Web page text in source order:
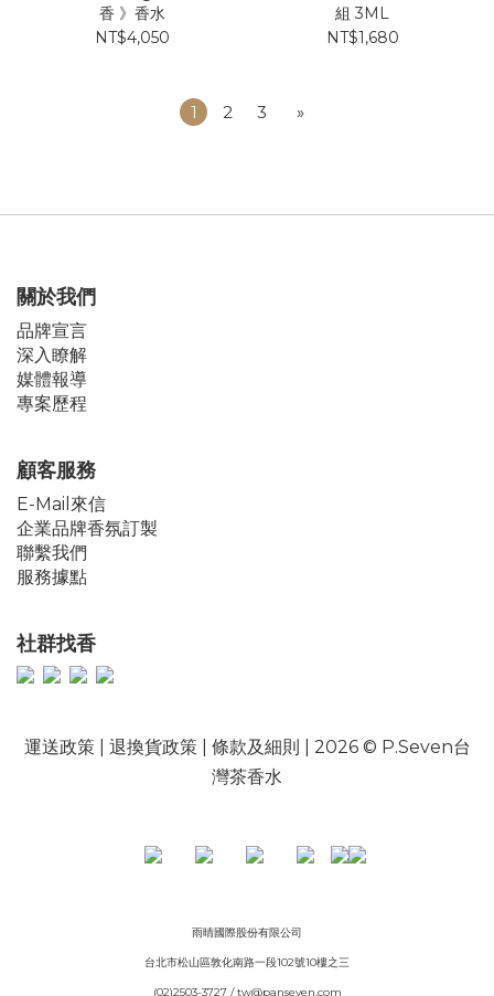
香 》香水
NT$4,050
組 3ML
NT$1,680
1 2 3 »
關於我們
品牌宣言
深入瞭解
媒體報導
專案歷程
顧客服務
E-Mail來信
企業品牌香氛訂製
聯繫我們
服務據點
社群找香
運送政策| 退換貨政策| 條款及細則
| 2026 © P.Seven台
灣茶香水
雨晴國際股份有限公司
台北市松山區敦化南路一段102號10樓之三
(02)2503-3727 / tw@panseven.com